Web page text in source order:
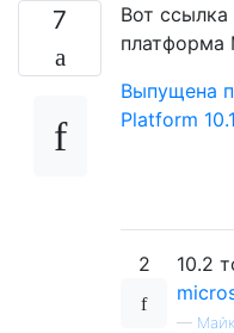
7
Вот
платформа
Выпущена
Platform
2
10.2
—